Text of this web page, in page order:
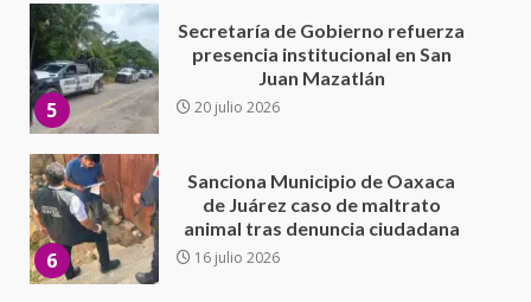
5
Secretaría de Gobierno refuerza
presencia institucional en San
Juan Mazatlán
20 julio 2026
6
Sanciona Municipio de Oaxaca
de Juárez caso de maltrato
animal tras denuncia ciudadana
16 julio 2026